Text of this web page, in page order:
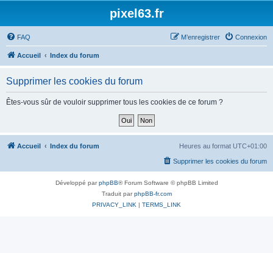
pixel63.fr
FAQ Connexion
M’enregistrer
Accueil Index du forum
Supprimer les cookies du forum
Êtes-vous sûr de vouloir supprimer tous les cookies de ce forum ?
Accueil Index du forum Heures au format UTC+01:00
Supprimer les cookies du forum
Développé parphpBB® Forum Software © phpBB Limited
Traduit parphpBB-fr.com
PRIVACY_LINK | TERMS_LINK